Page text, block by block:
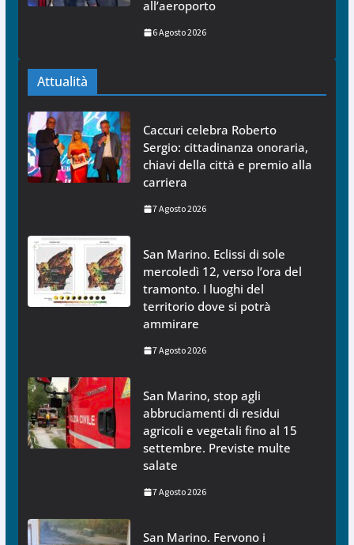
all’aeroporto
6 Agosto 2026
Attualità
Caccuri celebra Roberto
Sergio: cittadinanza onoraria,
chiavi della città e premio alla
carriera
7 Agosto 2026
San Marino. Eclissi di sole
mercoledì 12, verso l’ora del
tramonto. I luoghi del
territorio dove si potrà
ammirare
7 Agosto 2026
San Marino, stop agli
abbruciamenti di residui
agricoli e vegetali fino al 15
settembre. Previste multe
salate
7 Agosto 2026
San Marino. Fervono i